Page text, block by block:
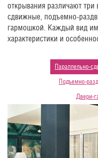
открывания различают
сдвижные, подъемно-
гармошкой. Каждый вид
характеристики и
Параллельно-
Подъемно-
Двери-